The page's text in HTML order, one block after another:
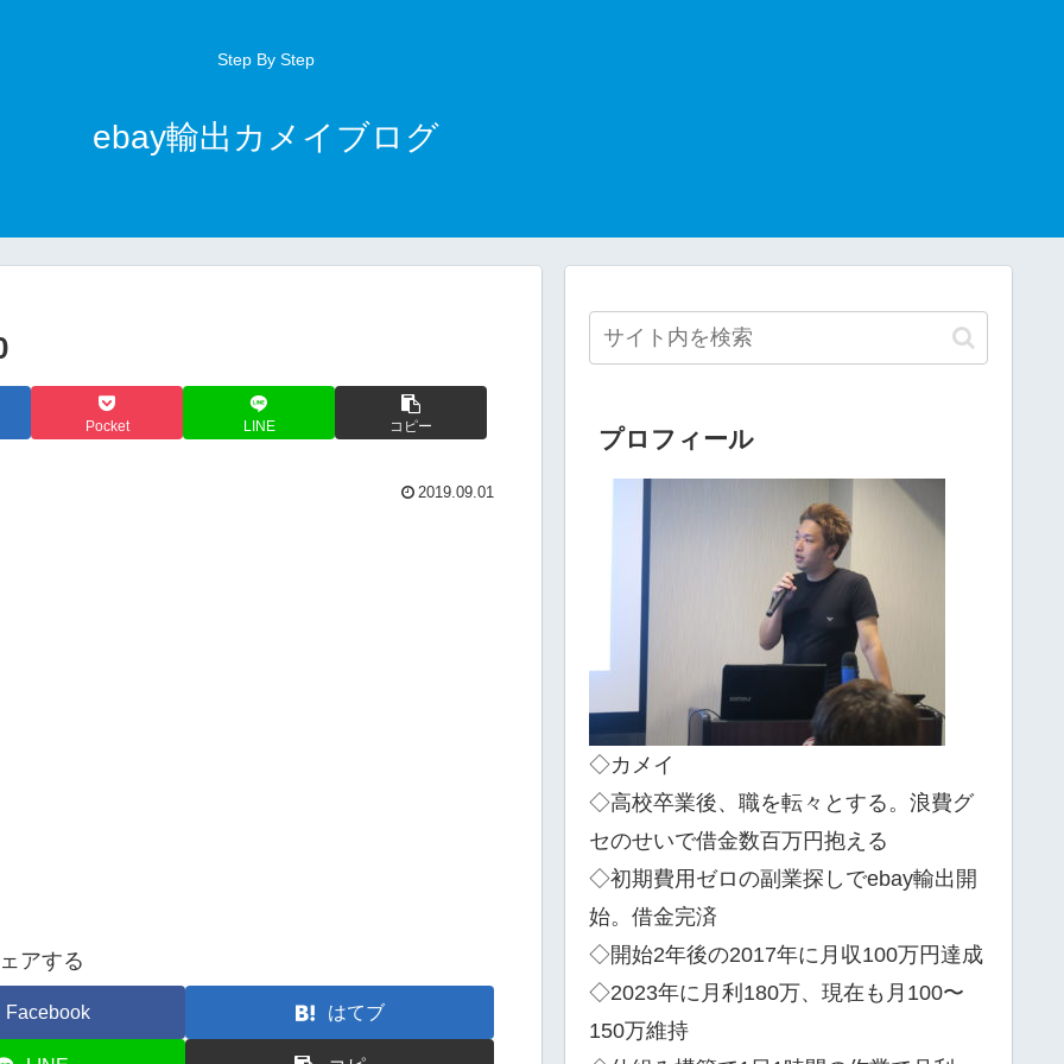
Step By Step
ebay輸出カメイブログ
Pocket LINE コピー
2019.09.01
アする
Facebook はてブ
プロフィール
◇カメイ
◇高校卒業後、職を転々とする。浪費グ
セのせいで借金数百万円抱える
◇初期費用ゼロの副業探しでebay輸出開
始。借金完済
◇開始2年後の2017年に月収100万円達成
◇2023年に月利180万、現在も月100〜
150万維持